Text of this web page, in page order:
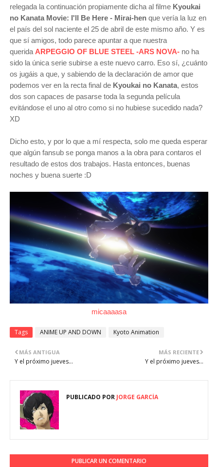
relegada la continuación propiamente dicha al filme Kyoukai
no Kanata Movie: I'll Be Here - Mirai-hen que vería la luz en
el país del sol naciente el 25 de abril de este mismo año. Y es
que sí amigos, todo parece apuntar a que nuestra
querida ARPEGGIO OF BLUE STEEL -ARS NOVA- no ha
sido la única serie subirse a este nuevo carro. Eso sí, ¿cuánto
os jugáis a que, y sabiendo de la declaración de amor que
podemos ver en la recta final de Kyoukai no Kanata, estos
dos son capaces de pasarse toda la segunda película
evitándose el uno al otro como si no hubiese sucedido nada?
XD
Dicho esto, y por lo que a mí respecta, solo me queda esperar
que algún fansub se ponga manos a la obra para contaros el
resultado de estos dos trabajos. Hasta entonces, buenas
noches y buena suerte :D
micaaaasa
Tags ANIME UP AND DOWN Kyoto Animation
MÁS RECIENTE
Y el próximo jueves...
MÁS ANTIGUA
Y el próximo jueves...
PUBLICADO POR JORGE GARCÍA
PUBLICAR UN COMENTARIO